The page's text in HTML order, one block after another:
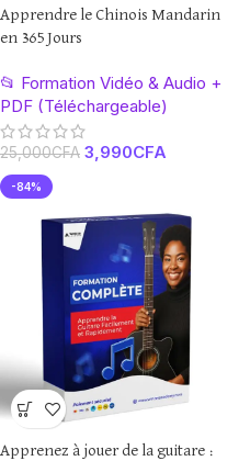
Apprendre le Chinois Mandarin
en 365 Jours
📂 Formation Vidéo & Audio +
PDF (Téléchargeable)
25,000CFA 3,990CFA
-84%
Apprenez à jouer de la guitare :